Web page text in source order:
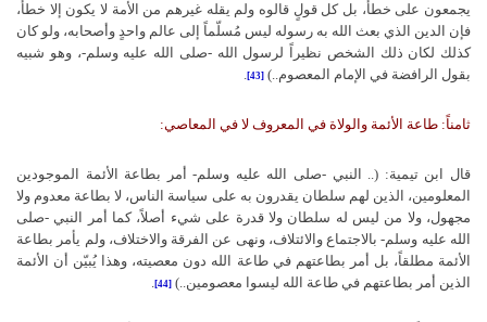
يجمعون على خطأ، بل كل قولٍ قالوه ولم يقله غيرهم من الأمة لا يكون إلا خطأ،
فإن الدين الذي بعث الله به رسوله ليس مُسلّماً إلى عالم واحدٍ وأصحابه، ولو كان
كذلك لكان ذلك الشخص نظيراً لرسول الله -صلى الله عليه وسلم-، وهو شبيه
بقول الرافضة في الإمام المعصوم..) [43]
.
ثامناً: طاعة الأئمة والولاة في المعروف لا في المعاصي:
قال ابن تيمية: (.. النبي -صلى الله عليه وسلم- أمر بطاعة الأئمة الموجودين
المعلومين، الذين لهم سلطان يقدرون به على سياسة الناس، لا بطاعة معدوم ولا
مجهول، ولا من ليس له سلطان ولا قدرة على شيء أصلاً، كما أمر النبي -صلى
الله عليه وسلم- بالاجتماع والائتلاف، ونهى عن الفرقة والاختلاف، ولم يأمر بطاعة
الأئمة مطلقاً، بل أمر بطاعتهم في طاعة الله دون معصيته، وهذا يُبيّن أن الأئمة
الذين أمر بطاعتهم في طاعة الله ليسوا معصومين..) [44]